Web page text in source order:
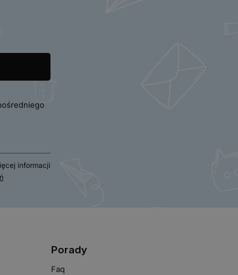
informacji
Porady
Faq